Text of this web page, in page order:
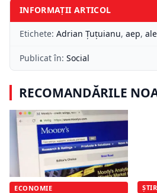
INFORMAȚII ARTICOL
Etichete: Adrian Ţuţuianu, aep,
Publicat în: Social
RECOMANDĂRILE
ECONOMIE